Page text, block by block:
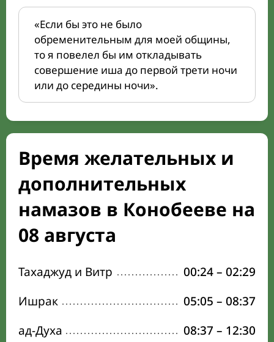
«Если бы это не было
обременительным для моей общины,
то я повелел бы им откладывать
совершение иша до первой трети ночи
или до середины ночи».
Время желательных и
дополнительных
намазов в Конобееве на
08 августа
Тахаджуд и Витр 00:24– 02:29
Ишрак
05:05 – 08:37
ад-Духа
08:37 – 12:30